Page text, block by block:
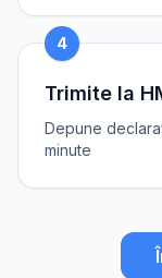
4
Trimite la
Depune
minute